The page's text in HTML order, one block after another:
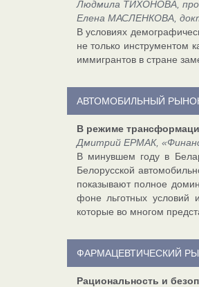
Людмила ТИХОНОВА,
Елена МАСЛЕНКОВА,
В условиях
не только инструментом
иммигрантов в стране
АВТОМОБИЛЬНЫЙ
В режиме
Дмитрий ЕРМАК,
В минувшем году в
Белорусской
показывают полное
фоне льготных условий
которые во многом
ФАРМАЦЕВТИЧЕСКИЙ
Рациональность и